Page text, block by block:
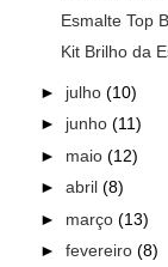
Esmalte Top
Kit Brilho da
► julho (10)
► junho (11)
► maio (12)
► abril (8)
► março (13)
► fevereiro (8)